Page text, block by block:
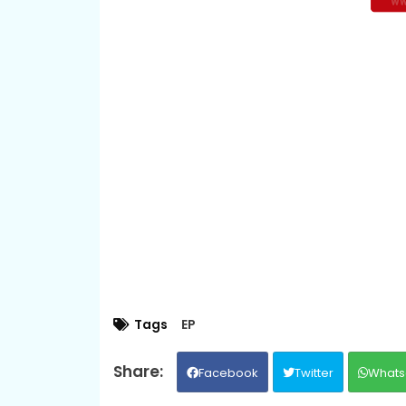
Tags EP
Facebook Twitter